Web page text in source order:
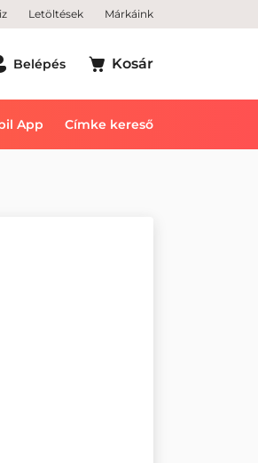
Letöltések Márkáink
Belépés Kosár
App Címke kereső